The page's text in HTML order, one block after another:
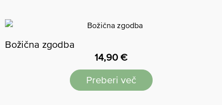
Božična zgodba
14,90 €
Preberi več